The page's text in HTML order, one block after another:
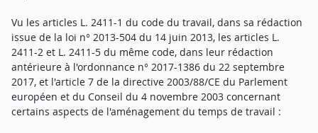
Vu les articles L. 2411-1 du code du travail, dans sa rédaction
issue de la loi n° 2013-504 du 14 juin 2013, les articles L.
2411-2 et L. 2411-5 du même code, dans leur rédaction
antérieure à l'ordonnance n° 2017-1386 du 22 septembre
2017, et l'article 7 de la directive 2003/88/CE du Parlement
européen et du Conseil du 4 novembre 2003 concernant
certains aspects de l'aménagement du temps de travail :